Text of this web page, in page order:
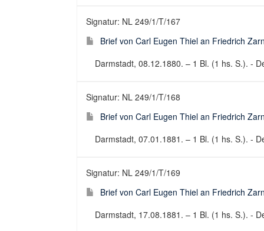
Signatur: NL 249/1/T/167
Brief von Carl Eugen Thiel an Friedrich
Darmstadt, 08.12.1880. – 1 Bl. (1 hs. S.). -
Signatur: NL 249/1/T/168
Brief von Carl Eugen Thiel an Friedrich
Darmstadt, 07.01.1881. – 1 Bl. (1 hs. S.). -
Signatur: NL 249/1/T/169
Brief von Carl Eugen Thiel an Friedrich
Darmstadt, 17.08.1881. – 1 Bl. (1 hs. S.). -